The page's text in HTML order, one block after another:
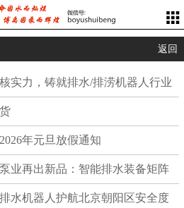
返回
实力，铸就排水/排涝机器人行业
年元旦放假通知
业再出新品：智能排水装备矩阵
水机器人护航北京朝阳区安全度